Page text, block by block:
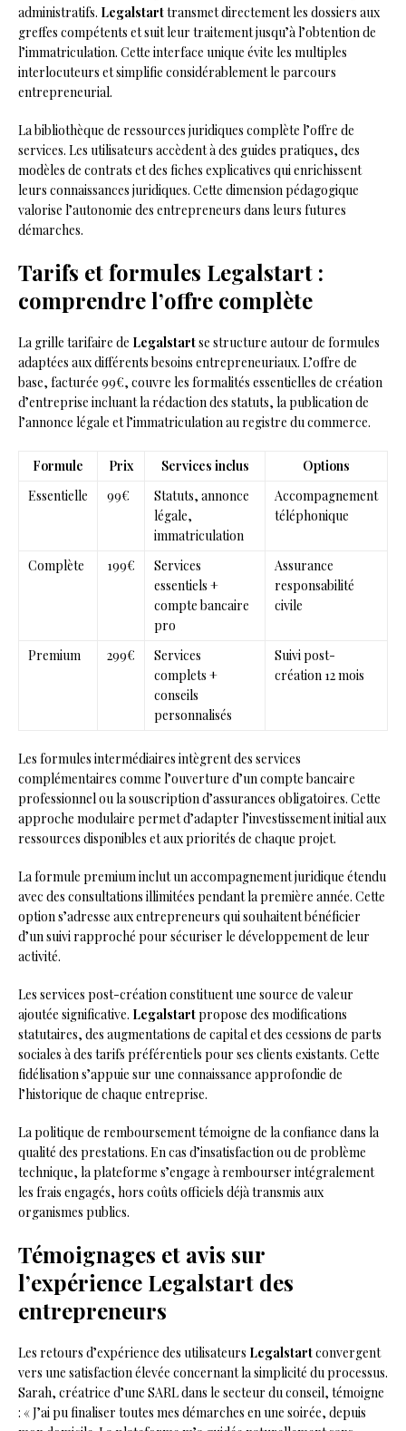
administratifs. Legalstarttransmet directement les dossiers aux
greffes compétents et suit leur traitement jusqu’à l’obtention de
l’immatriculation. Cette interface unique évite les multiples
interlocuteurs et simplifie considérablement le parcours
entrepreneurial.
La bibliothèque de ressources juridiques complète l’offre de
services. Les utilisateurs accèdent à des guides pratiques, des
modèles de contrats et des fiches explicatives qui enrichissent
leurs connaissances juridiques. Cette dimension pédagogique
valorise l’autonomie des entrepreneurs dans leurs futures
démarches.
Tarifs et formules Legalstart :
comprendre l’offre complète
La grille tarifaire de Legalstartse structure autour de formules
adaptées aux différents besoins entrepreneuriaux. L’offre de
base, facturée 99€, couvre les formalités essentielles de création
d’entreprise incluant la rédaction des statuts, la publication de
l’annonce légale et l’immatriculation au registre du commerce.
Formule Prix Services inclus
Options
Essentielle
99€
Statuts, annonce
légale,
immatriculation
Accompagnement
téléphonique
Complète 199€
Services
essentiels +
compte bancaire
pro
Assurance
responsabilité
civile
Premium 299€
Services
complets +
conseils
personnalisés
Suivi post-
création 12 mois
Les formules intermédiaires intègrent des services
complémentaires comme l’ouverture d’un compte bancaire
professionnel ou la souscription d’assurances obligatoires. Cette
approche modulaire permet d’adapter l’investissement initial aux
ressources disponibles et aux priorités de chaque projet.
La formule premium inclut un accompagnement juridique étendu
avec des consultations illimitées pendant la première année. Cette
option s’adresse aux entrepreneurs qui souhaitent bénéficier
d’un suivi rapproché pour sécuriser le développement de leur
activité.
Les services post-création constituent une source de valeur
ajoutée significative. Legalstartpropose des modifications
statutaires, des augmentations de capital et des cessions de parts
sociales à des tarifs préférentiels pour ses clients existants. Cette
fidélisation s’appuie sur une connaissance approfondie de
l’historique de chaque entreprise.
La politique de remboursement témoigne de la confiance dans la
qualité des prestations. En cas d’insatisfaction ou de problème
technique, la plateforme s’engage à rembourser intégralement
les frais engagés, hors coûts officiels déjà transmis aux
organismes publics.
Témoignages et avis sur
l’expérience Legalstart des
entrepreneurs
Les retours d’expérience des utilisateurs Legalstartconvergent
vers une satisfaction élevée concernant la simplicité du processus.
Sarah, créatrice d’une SARL dans le secteur du conseil, témoigne
: « J’ai pu finaliser toutes mes démarches en une soirée, depuis